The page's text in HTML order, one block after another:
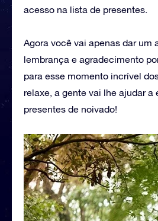
acesso na lista de presentes.
Agora você vai apenas dar um
lembrança e agradecimento
para esse momento incrível
relaxe, a gente vai lhe ajudar
presentes de noivado!